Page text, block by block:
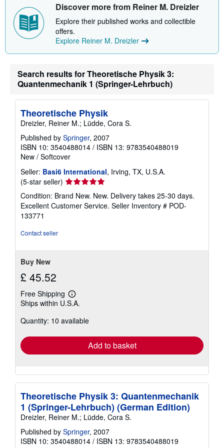
s
h
i
p
i
g
a
t
e
Discover more from Reiner M. Dreizler
Explore their published works and collectible
offers.
Explore Reiner M. Dreizler
Search results for Theoretische Physik 3:
Quantenmechanik 1 (Springer-Lehrbuch)
Theoretische Physik
Dreizler, Reiner M.; Lüdde, Cora S.
Published by Springer, 2007
ISBN 10: 3540488014 / ISBN 13: 9783540488019
New / Softcover
Seller: Basi6 International, Irving, TX, U.S.A.
(5-star seller) Seller
rating
5
out
Condition: Brand New. New. Delivery takes 25-30 days.
Excellent Customer Service. Seller Inventory # POD-
133771
Contact seller
Buy New
£ 45.52
Free Shipping
Learn
more
shipping
Ships within U.S.A.
Quantity: 10 available
Add to basket
Theoretische Physik 3: Quantenmechanik
1 (Springer-Lehrbuch) (German Edition)
Dreizler, Reiner M.; Lüdde, Cora S.
Published by Springer, 2007
ISBN 10: 3540488014 / ISBN 13: 9783540488019